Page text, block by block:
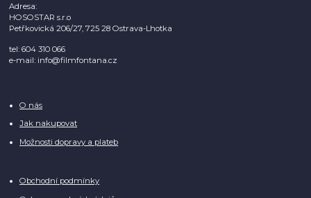
Adresa:
HOSOSTAR s.r.o
Petřkovická 206/27, 725 28 Ostrava-Lhotka
tel: 604 310 066
e-mail: info@filmfontana.cz
O nás
Jak nakupovat
Možnosti dopravy a plateb
Obchodní podmínky